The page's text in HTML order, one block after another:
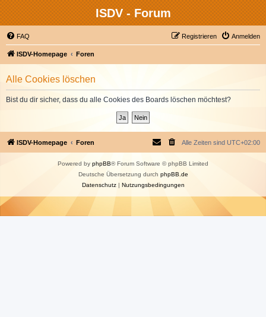
ISDV - Forum
FAQ Anmelden
Registrieren
ISDV-Homepage Foren
Alle Cookies löschen
Bist du dir sicher, dass du alle Cookies des Boards löschen möchtest?
ISDV-Homepage Foren Alle Zeiten sind UTC+02:00
Powered by phpBB® Forum Software © phpBB Limited
Deutsche Übersetzung durch phpBB.de
Datenschutz| Nutzungsbedingungen